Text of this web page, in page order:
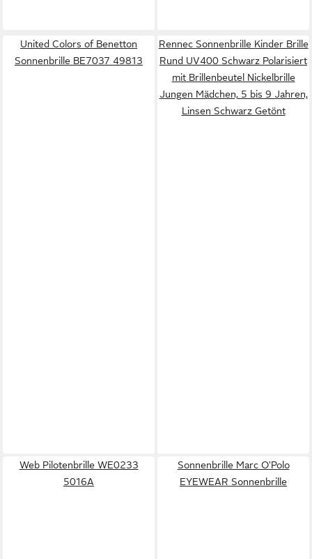
United Colors of Benetton
Sonnenbrille BE7037 49813
Rennec Sonnenbrille Kinder Brille
Rund UV400 Schwarz Polarisiert
mit Brillenbeutel Nickelbrille
Jungen Mädchen, 5 bis 9 Jahren,
Linsen Schwarz Getönt
Web Pilotenbrille WE0233
5016A
Sonnenbrille Marc O'Polo
EYEWEAR Sonnenbrille